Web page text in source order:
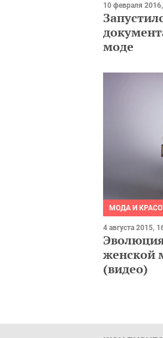
10 февраля
моде
МОДА И
4 августа 2015,
женской
(видео)